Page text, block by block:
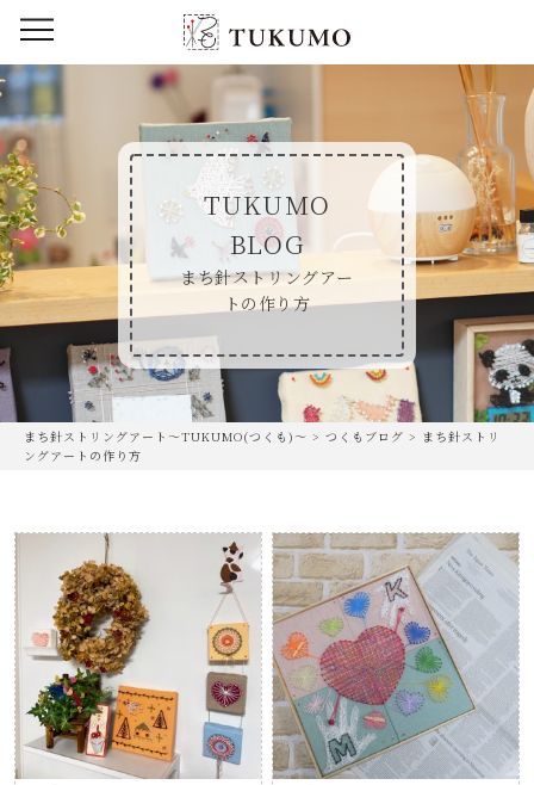
TUKUMO
BLOG
まち針ストリングアー
トの作り方
まち針ストリングアート〜TUKUMO(つくも)〜 > つくもブログ > まち針ストリ
ングアートの作り方